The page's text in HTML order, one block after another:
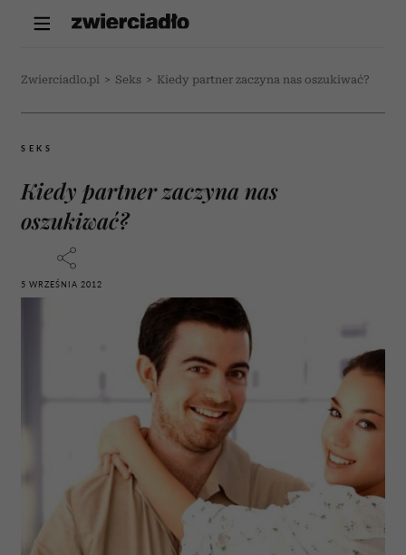
Zwierciadlo.pl > Seks > Kiedy partner zaczyna nas oszukiwać?
SEKS
Kiedy partner zaczyna nas
oszukiwać?
5 WRZEŚNIA 2012